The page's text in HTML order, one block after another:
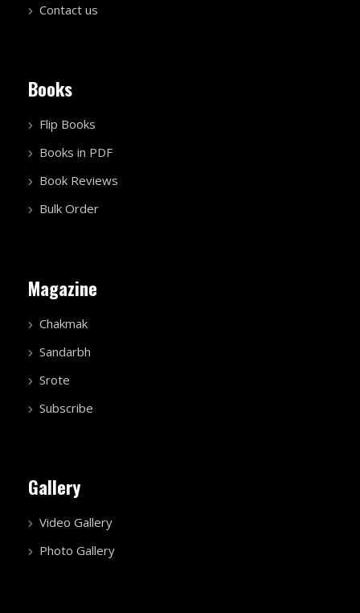
Contact us
Books
Flip Books
Books in PDF
Book Reviews
Bulk Order
Magazine
Chakmak
Sandarbh
Srote
Subscribe
Gallery
Video Gallery
Photo Gallery